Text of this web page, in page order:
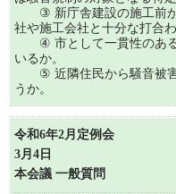
③ 新庁舎建設の施工前か
社や施工会社と十分な打合
④ 市として一貫性のある
いるか。
⑤ 近隣住民から騒音被害
うか。
令和6年2月定例会
3月4日
本会議 一般質問